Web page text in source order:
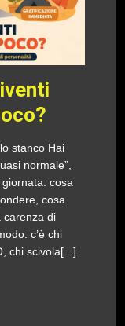
stanco Hai
normale”,
cosa
cosa
carenza di
c’è chi
chi scivola[...]